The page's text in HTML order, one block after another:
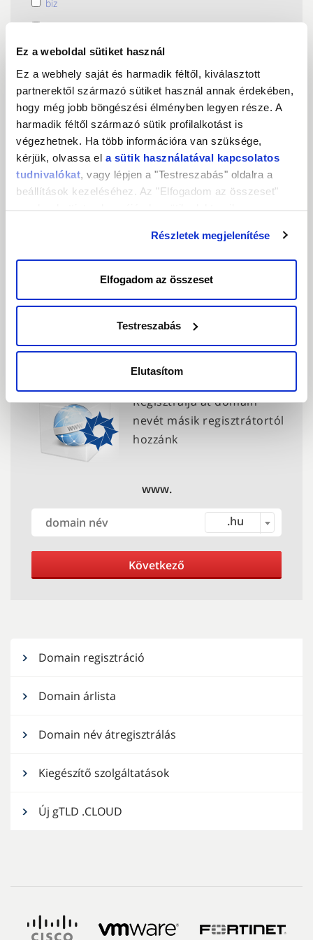
Ez a weboldal sütiket használ
Ez a webhely saját és harmadik féltől, kiválasztott
partnerektől származó sütiket használ annak érdekében,
hogy még jobb böngészési élményben legyen része. A
harmadik féltől származó sütik profilalkotást is
végezhetnek. Ha több információra van szüksége,
kérjük, olvassa el a sütik használatával kapcsolatos
tudnivalókat, vagy lépjen a "Testreszabás" oldalra a
beállítások kezeléséhez. Az "Elfogadom az összeset"
gombra kattintva hozzájárul a sütik elektronikus
nyomva csak a szükséges sütik tárolását fogadja el.
Részletek megjelenítése
Elfogadom az összeset
Testreszabás
Elutasítom
biz
org
name
de
art
it
cz
tv
Regisztrátor váltás - domain
átregisztrálás
Regisztrálja át domain
nevét másik regisztrátortól
hozzánk
www.
.hu
Következő
Domain regisztráció
Domain árlista
Domain név átregisztrálás
Kiegészítő szolgáltatások
Új gTLD .CLOUD